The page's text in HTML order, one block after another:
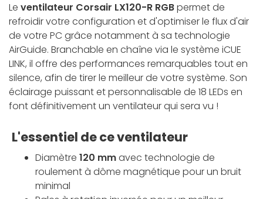
Le ventilateur Corsair LX120-R RGBpermet de
refroidir votre configuration et d'optimiser le flux d'air
de votre PC grâce notamment à sa technologie
AirGuide. Branchable en chaîne via le système iCUE
LINK, il offre des performances remarquables tout en
silence, afin de tirer le meilleur de votre système. Son
éclairage puissant et personnalisable de 18 LEDs en
font définitivement un ventilateur qui sera vu !
L'essentiel de ce ventilateur
Diamètre 120 mmavec technologie de
roulement à dôme magnétique pour un bruit
minimal